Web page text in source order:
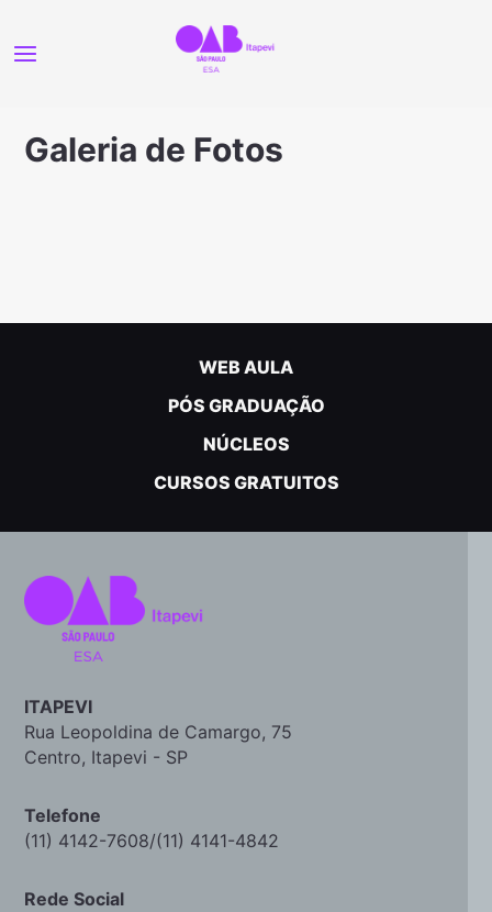
Galeria de Fotos
WEB AULA
PÓS GRADUAÇÃO
NÚCLEOS
CURSOS GRATUITOS
ITAPEVI
Rua Leopoldina de Camargo, 75
Centro, Itapevi - SP
Telefone
(11) 4142-7608/(11) 4141-4842
Rede Social